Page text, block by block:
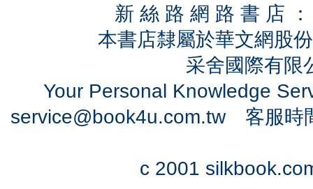
新 絲 路 網 路 書 店
本書店隸屬於華文網股
采舍國際有
Your Personal Knowledge
service@book4u.com.tw客服時
c 2001